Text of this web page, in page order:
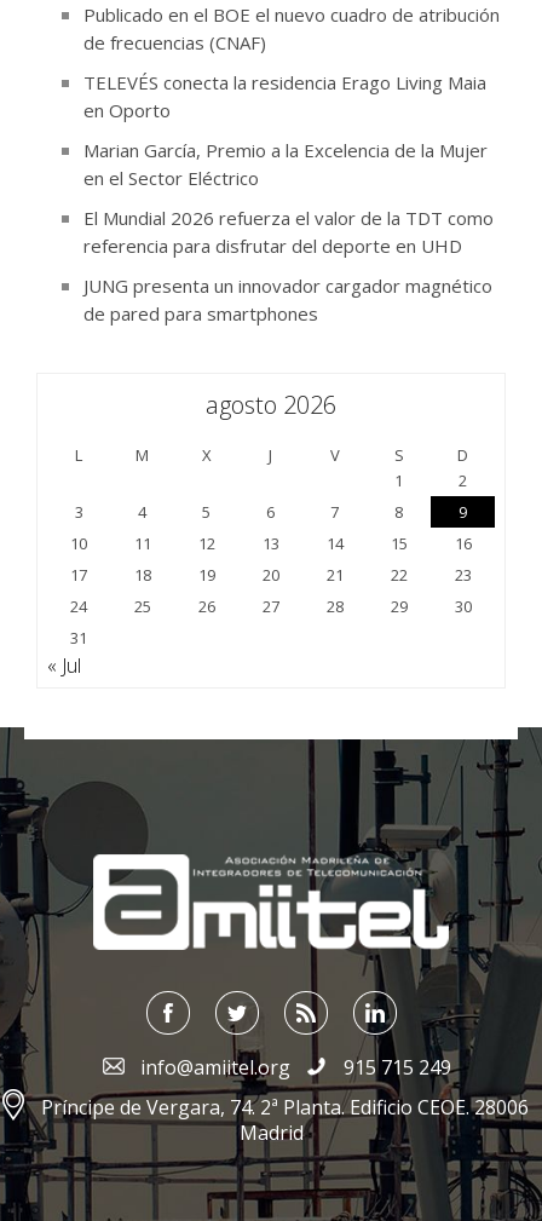
Publicado en el BOE el nuevo cuadro de atribución
de frecuencias (CNAF)
TELEVÉS conecta la residencia Erago Living Maia
en Oporto
Marian García, Premio a la Excelencia de la Mujer
en el Sector Eléctrico
El Mundial 2026 refuerza el valor de la TDT como
referencia para disfrutar del deporte en UHD
JUNG presenta un innovador cargador magnético
de pared para smartphones
agosto 2026
L M X J V S
D
1
2
3
4 5 6 7 8
9
10
11 12 13 14 15
16
17
18 19 20 21 22
23
24
25 26 27 28 29
30
31
« Jul
;
info@amiitel.org
915 715 249
Príncipe de Vergara, 74. 2ª Planta. Edificio CEOE. 28006
Madrid